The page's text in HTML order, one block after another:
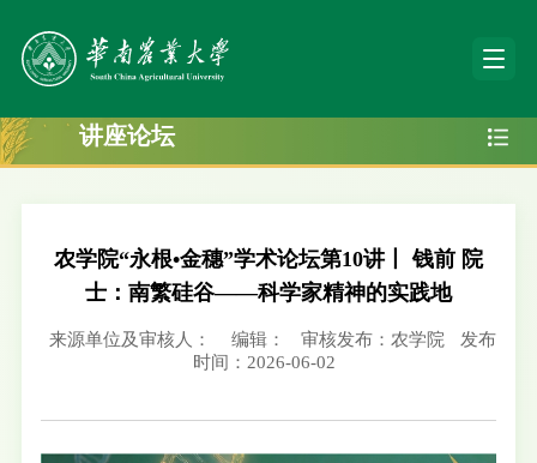
讲座论坛
农学院“永根•金穗”学术论坛第10讲丨 钱前 院
士：南繁硅谷——科学家精神的实践地
来源单位及审核人： 编辑： 审核发布：农学院
发布
时间：2026-06-02